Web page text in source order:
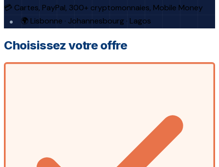
💳 Cartes, PayPal, 300+ cryptomonnaies, Mobile Money
🌍 Lisbonne · Johannesbourg · Lagos
Choisissez votre offre